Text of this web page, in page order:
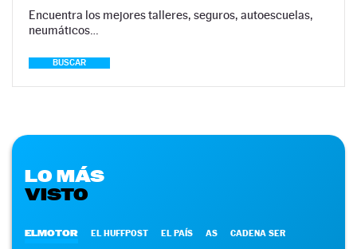
Encuentra los mejores talleres, seguros, autoescuelas,
neumáticos…
BUSCAR
LO MÁS
VISTO
ELMOTOR EL HUFFPOST EL PAÍS AS CADENA SER